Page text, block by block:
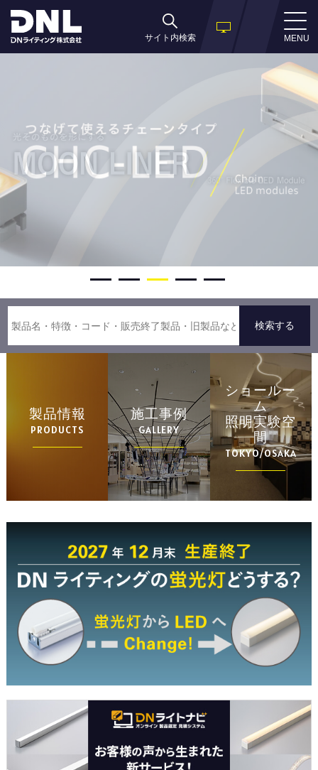
MENU
サイト内検索
製品情報
PRODUCTS
施工事例
GALLERY
ショールー
ム
照明実験空
間
TOKYO/OSAKA